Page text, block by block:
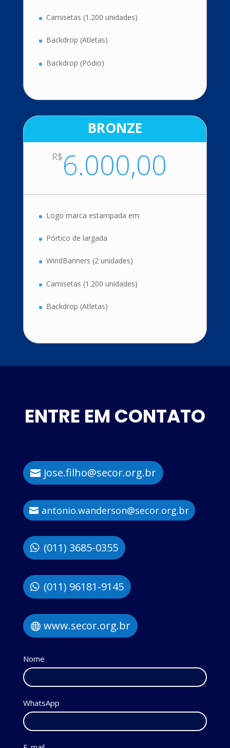
Camisetas (1.200 unidades)
Backdrop (Atletas)
Backdrop (Pódio)
BRONZE
R$6.000,00
Logo marca estampada em:
Pórtico de largada
WindBanners (2 unidades)
Camisetas (1.200 unidades)
Backdrop (Atletas)
ENTRE EM CONTATO
jose.filho@secor.org.br
antonio.wanderson@secor.org.br
(011) 3685-0355
(011) 96181-9145
www.secor.org.br
Inscrição
Nome
WhatsApp